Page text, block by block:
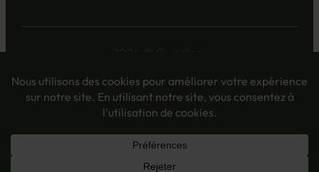
2024 © Complices
Données personnelles
Mentions légales